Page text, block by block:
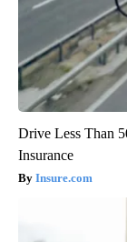
Drive Less Than
Insurance
Insure.com